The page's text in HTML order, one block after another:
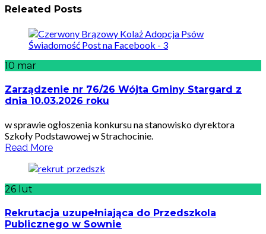
Releated Posts
10 mar
Zarządzenie nr 76/26 Wójta Gminy Stargard z
dnia 10.03.2026 roku
w sprawie ogłoszenia konkursu na stanowisko dyrektora
Szkoły Podstawowej w Strachocinie.
Read More
26 lut
Rekrutacja uzupełniająca do Przedszkola
Publicznego w Sownie